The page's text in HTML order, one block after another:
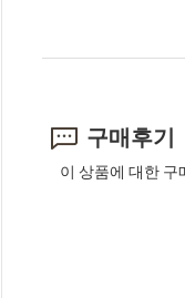
구매후기
이 상품에 대한 구